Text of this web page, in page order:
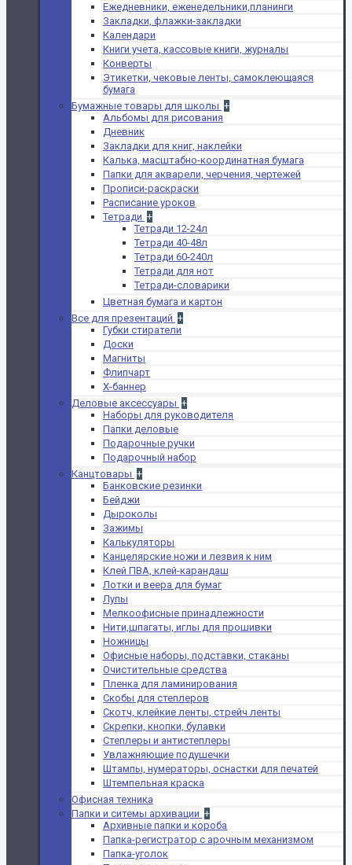
Ежедневники, еженедельники,планинги
Закладки, флажки-закладки
Календари
Книги учета, кассовые книги, журналы
Конверты
Этикетки, чековые ленты, самоклеющаяся
бумага
Бумажные товары для школы +
Альбомы для рисования
Дневник
Закладки для книг, наклейки
Калька, масштабно-координатная бумага
Папки для акварели, черчения, чертежей
Прописи-раскраски
Расписание уроков
Тетради +
Тетради 12-24л
Тетради 40-48л
Тетради 60-240л
Тетради для нот
Тетради-словарики
Цветная бумага и картон
Все для презентаций +
Губки стиратели
Доски
Магниты
Флипчарт
Х-баннер
Деловые аксессуары +
Наборы для руководителя
Папки деловые
Подарочные ручки
Подарочный набор
Канцтовары +
Банковские резинки
Бейджи
Дыроколы
Зажимы
Калькуляторы
Канцелярские ножи и лезвия к ним
Клей ПВА, клей-карандаш
Лотки и веера для бумаг
Лупы
Мелкоофисные принадлежности
Нити,шпагаты, иглы для прошивки
Ножницы
Офисные наборы, подставки, стаканы
Очистительные средства
Пленка для ламинирования
Скобы для степлеров
Скотч, клейкие ленты, стрейч ленты
Скрепки, кнопки, булавки
Степлеры и антистеплеры
Увлажняющие подушечки
Штампы, нумераторы, оснастки для печатей
Штемпельная краска
Офисная техника
Папки и ситемы архивации +
Архивные папки и короба
Папка-регистратор с арочным механизмом
Папка-уголок